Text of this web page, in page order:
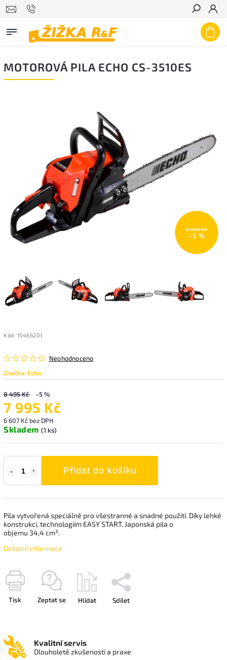
Hledat
MOTOROVÁ PILA ECHO CS-3510ES
8 495 Kč
–5 %
Kód: 15466201
Neohodnoceno
Značka:Echo
8 495 Kč –5 %
7 995 Kč
6 607 Kč bez DPH
Skladem (1 ks)
Přidat do košíku
Pila vytvořená speciálně pro všestranné a snadné použití. Díky lehké
konstrukci, technologiím EASY START. Japonská pila o
objemu 34,4 cm³.
Detailní informace
Tisk Zeptat se Hlídat Sdílet
Kvalitní servis
Dlouholeté zkušenosti a praxe